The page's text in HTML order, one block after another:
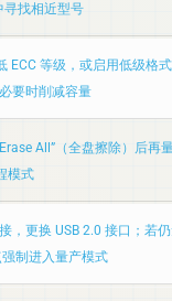
寻找相近型号
ECC 等级，或启用低级格
要时削减容量
All”（全盘擦除）后再
模式
，更换 USB 2.0 接口；若
强制进入量产模式